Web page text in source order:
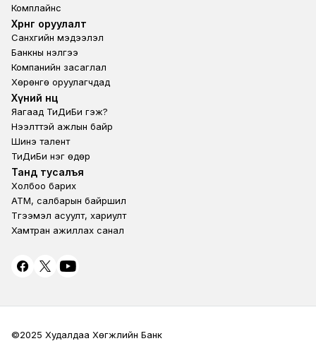
Комплайнс
Footer third
Хөрөнгө оруулалт
Санхүүгийн мэдээлэл
Банкны үнэлгээ
Компанийн засаглал
Хөрөнгө оруулагчдад
Footer second
Хүний нөөц
Яагаад ТиДиБи гэж?
Нээлттэй ажлын байр
Шинэ талент
ТиДиБи нэг өдөр
Footer fourth
Танд тусалъя
Холбоо барих
ATM, салбарын байршил
Түгээмэл асуулт, хариулт
Хамтран ажиллах санал
©2025 Худалдаа Хөгжлийн Банк